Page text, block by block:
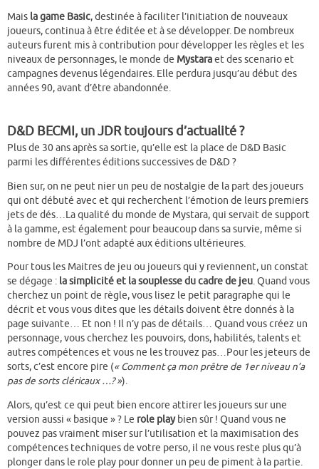
Mais la game Basic, destinée à faciliter l’initiation de nouveaux
joueurs, continua à être éditée et à se développer. De nombreux
auteurs furent mis à contribution pour développer les règles et les
niveaux de personnages, le monde de Mystaraet des scenario et
campagnes devenus légendaires. Elle perdura jusqu’au début des
années 90, avant d’être abandonnée.
D&D BECMI, un JDR toujours d’actualité ?
Plus de 30 ans après sa sortie, qu’elle est la place de D&D Basic
parmi les différentes éditions successives de D&D ?
Bien sur, on ne peut nier un peu de nostalgie de la part des joueurs
qui ont débuté avec et qui recherchent l’émotion de leurs premiers
jets de dés…La qualité du monde de Mystara, qui servait de support
à la gamme, est également pour beaucoup dans sa survie, même si
nombre de MDJ l’ont adapté aux éditions ultérieures.
Pour tous les Maitres de jeu ou joueurs qui y reviennent, un constat
se dégage : la simplicité et la souplesse du cadre de jeu. Quand vous
cherchez un point de règle, vous lisez le petit paragraphe qui le
décrit et vous vous dites que les détails doivent être donnés à la
page suivante… Et non ! Il n’y pas de détails… Quand vous créez un
personnage, vous cherchez les pouvoirs, dons, habilités, talents et
autres compétences et vous ne les trouvez pas…Pour les jeteurs de
sorts, c’est encore pire (« Comment ça mon prêtre de 1er niveau n’a
pas de sorts cléricaux …? »).
Alors, qu’est ce qui peut bien encore attirer les joueurs sur une
version aussi « basique » ? Le role playbien sûr ! Quand vous ne
pouvez pas vraiment miser sur l’utilisation et la maximisation des
compétences techniques de votre perso, il ne vous reste plus qu’à
plonger dans le role play pour donner un peu de piment à la partie.